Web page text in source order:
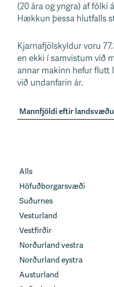
(20 ára og yngra) af fólki
Hækkun þessa hlutfalls
Kjarnafjölskyldur voru
en ekki í samvistum við
annar makinn hefur flutt
við undanfarin ár.
Mannfjöldi eftir
Alls
Höfuðborgarsvæði
Suðurnes
Vesturland
Vestfirðir
Norðurland vestra
Norðurland eystra
Austurland